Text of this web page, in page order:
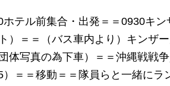
ホテル前集合・出発＝＝0930キン
）＝＝（バス車内より）キンザ
体写真の為下車）＝＝沖縄戦戦
）＝＝移動＝＝隊員らと一緒にラ